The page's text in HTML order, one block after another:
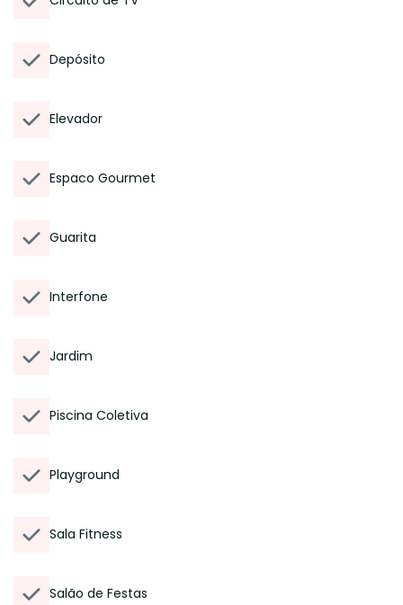
Depósito
Elevador
Espaco Gourmet
Guarita
Interfone
Jardim
Piscina Coletiva
Playground
Sala Fitness
Salão de Festas